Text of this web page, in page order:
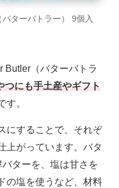
ターバトラー） 9個入
（バターバトラ
つにも手土産やギフト
す。
にすることで、それぞ
上がっています。バタ
ターを、塩は甘さを
の塩を使うなど、材料